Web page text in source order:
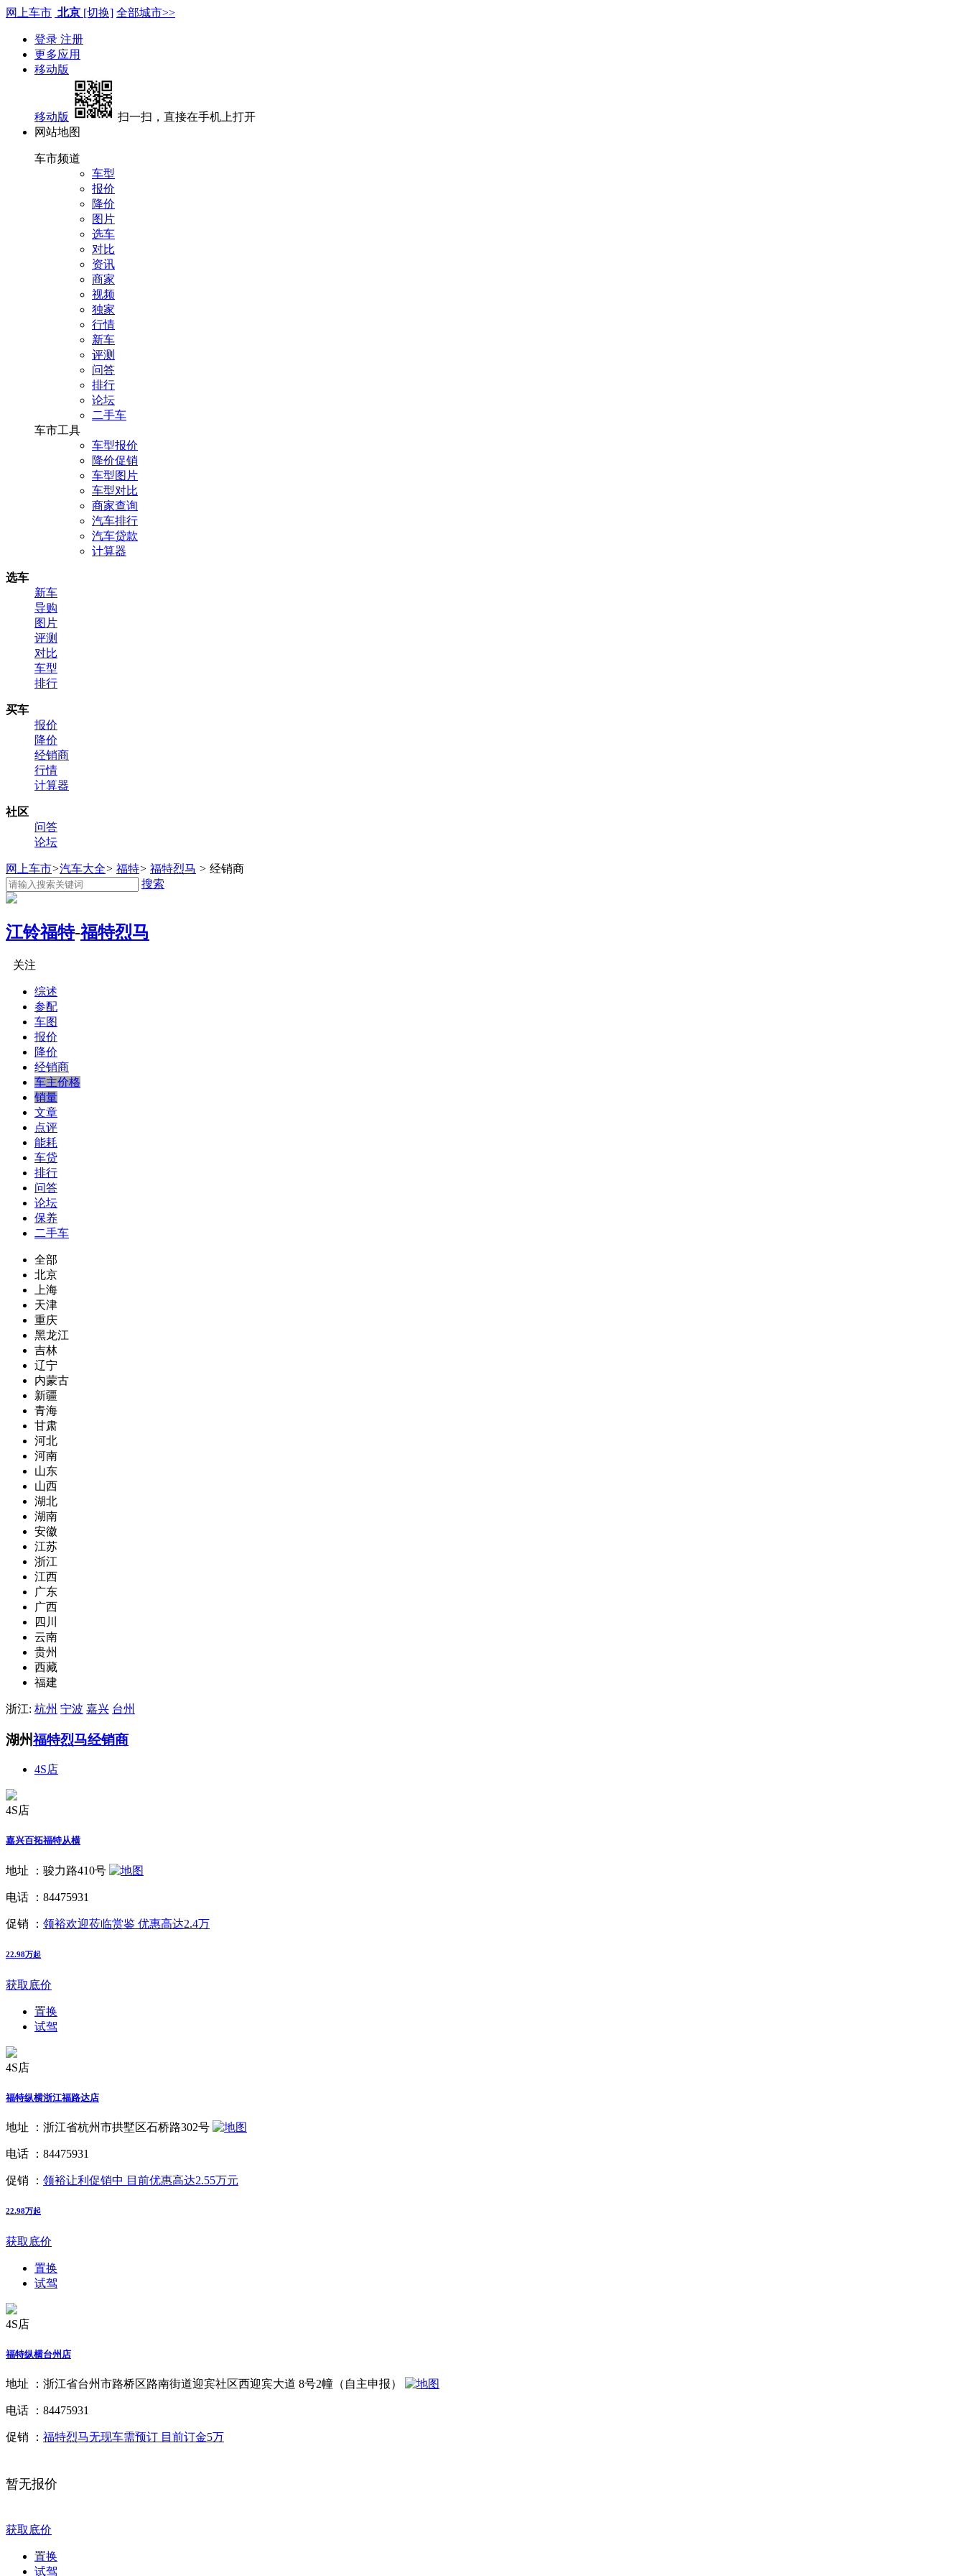
网上车市 北京 [切换] 全部城市>>
登录 注册
更多应用
移动版
移动版
扫一扫，直接在手机上打开
网站地图
车市频道
车型
报价
降价
图片
选车
对比
资讯
商家
视频
独家
行情
新车
评测
问答
排行
论坛
二手车
车市工具
车型报价
降价促销
车型图片
车型对比
商家查询
汽车排行
汽车贷款
计算器
选车
新车
导购
图片
评测
对比
车型
排行
买车
报价
降价
经销商
行情
计算器
社区
问答
论坛
网上车市>汽车大全> 福特> 福特烈马 > 经销商
搜索
江铃福特-福特烈马
关注
综述
参配
车图
报价
降价
经销商
车主价格
销量
文章
点评
能耗
车贷
排行
问答
论坛
保养
二手车
全部
北京
上海
天津
重庆
黑龙江
吉林
辽宁
内蒙古
新疆
青海
甘肃
河北
河南
山东
山西
湖北
湖南
安徽
江苏
浙江
江西
广东
广西
四川
云南
贵州
西藏
福建
浙江: 杭州 宁波 嘉兴 台州
湖州福特烈马经销商
4S店
4S店
嘉兴百拓福特从横
地址 ： 骏力路410号
电话 ： 84475931
促销 ： 领裕欢迎莅临赏鉴 优惠高达2.4万
22.98万起
获取底价
置换
试驾
4S店
福特纵横浙江福路达店
地址 ： 浙江省杭州市拱墅区石桥路302号
电话 ： 84475931
促销 ： 领裕让利促销中 目前优惠高达2.55万元
22.98万起
获取底价
置换
试驾
4S店
福特纵横台州店
地址 ： 浙江省台州市路桥区路南街道迎宾社区西迎宾大道 8号2幢（自主申报）
电话 ： 84475931
促销 ： 福特烈马无现车需预订 目前订金5万
暂无报价
获取底价
置换
试驾